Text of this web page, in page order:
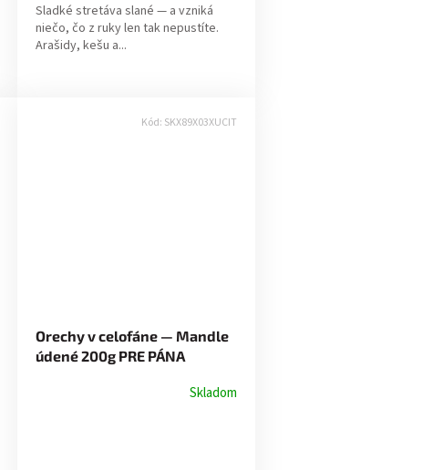
Sladké stretáva slané — a vzniká
niečo, čo z ruky len tak nepustíte.
Arašidy, kešu a...
Orechy v celofáne — Mandle
údené 200g PRE PÁNA
Skladom
Kód: SKX89X03XUCIT